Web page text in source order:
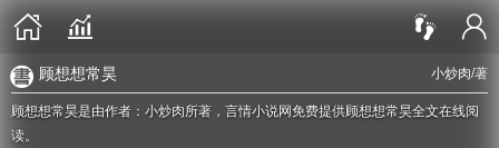
小炒肉/著
顾想想常昊
顾想想常昊是由作者：小炒肉所著，言情小说网免费提供顾想想常昊全文在线阅
读。